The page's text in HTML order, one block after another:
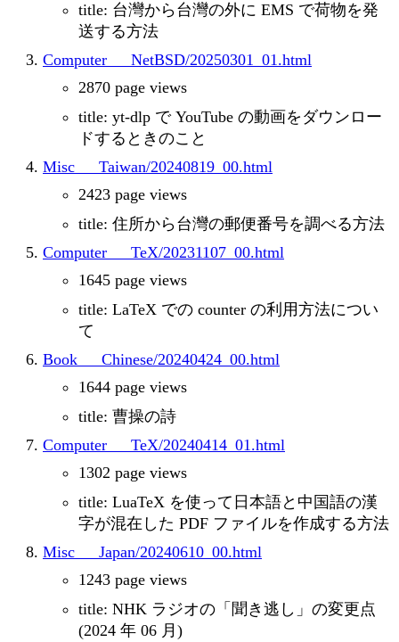
title: 台灣から台灣の外に EMS で荷物を発
送する方法
Computer___NetBSD/20250301_01.html
2870 page views
title: yt-dlp で YouTube の動画をダウンロー
ドするときのこと
Misc___Taiwan/20240819_00.html
2423 page views
title: 住所から台灣の郵便番号を調べる方法
Computer___TeX/20231107_00.html
1645 page views
title: LaTeX での counter の利用方法につい
て
Book___Chinese/20240424_00.html
1644 page views
title: 曹操の詩
Computer___TeX/20240414_01.html
1302 page views
title: LuaTeX を使って日本語と中国語の漢
字が混在した PDF ファイルを作成する方法
Misc___Japan/20240610_00.html
1243 page views
title: NHK ラジオの「聞き逃し」の変更点
(2024 年 06 月)